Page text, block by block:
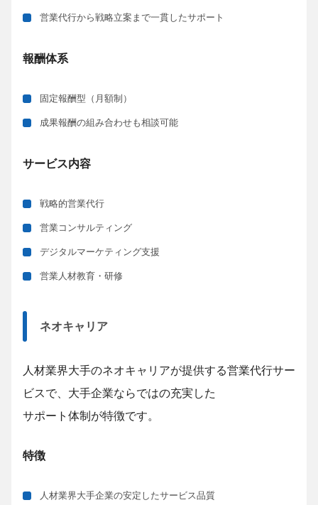
営業代行から戦略立案まで一貫したサポート
報酬体系
固定報酬型（月額制）
成果報酬の組み合わせも相談可能
サービス内容
戦略的営業代行
営業コンサルティング
デジタルマーケティング支援
営業人材教育・研修
ネオキャリア
人材業界大手のネオキャリアが提供する営業代行サー
ビスで、大手企業ならではの充実した
サポート体制が特徴です。
特徴
人材業界大手企業の安定したサービス品質